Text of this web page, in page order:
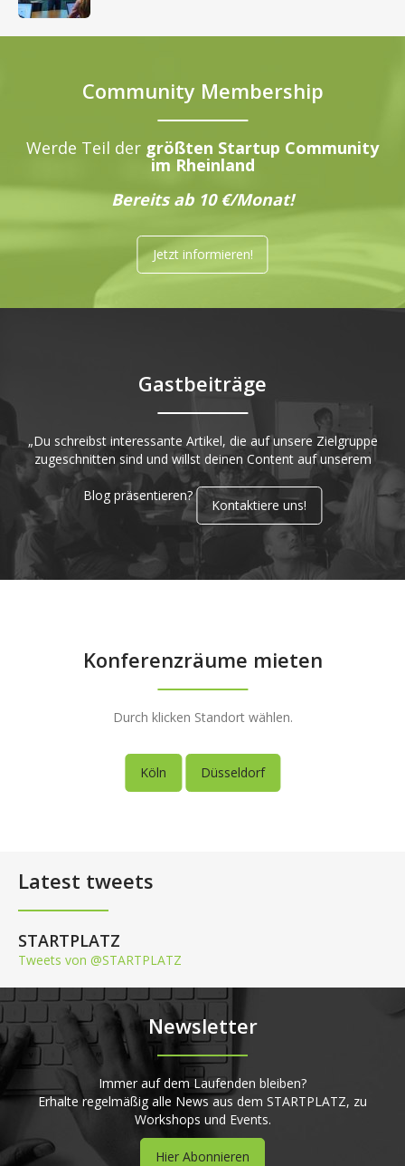
Community Membership
Werde Teil der größten Startup Community
im Rheinland
Bereits ab 10 €/Monat!
Jetzt informieren!
Gastbeiträge
„Du schreibst interessante Artikel, die auf unsere Zielgruppe
zugeschnitten sind und willst deinen Content auf unserem
Blog präsentieren?
Kontaktiere uns!
Konferenzräume mieten
Durch klicken Standort wählen.
Köln Düsseldorf
Latest tweets
STARTPLATZ
Tweets von @STARTPLATZ
Newsletter
Immer auf dem Laufenden bleiben?
Erhalte regelmäßig alle News aus dem STARTPLATZ, zu
Workshops und Events.
Hier Abonnieren